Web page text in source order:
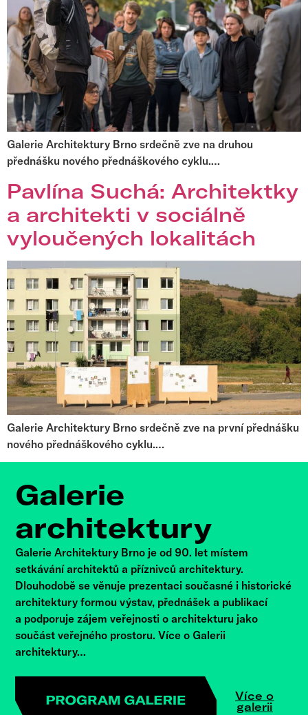
Galerie Architektury Brno srdečně zve na druhou
přednášku nového přednáškového cyklu.…
Pavlína Suchá: Architektky
a architekti v sociálně
vyloučených lokalitách
Galerie Architektury Brno srdečně zve na první přednášku
nového přednáškového cyklu.…
Galerie
architektury
Galerie Architektury Brno je od 90. let místem
setkávání architektů a příznivců architektury.
Dlouhodobě se věnuje prezentaci současné i historické
architektury formou výstav, přednášek a publikací
a podporuje zájem veřejnosti o architekturu jako
součást veřejného prostoru. Více o Galerii
architektury…
Více o
galerii